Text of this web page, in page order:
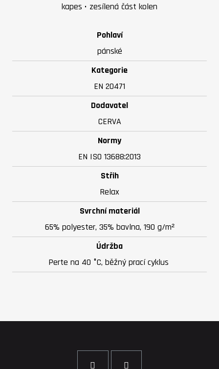
kapes • zesílená část kolen
Pohlaví
pánské
Kategorie
EN 20471
Dodavatel
CERVA
Normy
EN ISO 13688:2013
Střih
Relax
Svrchní materiál
65% polyester, 35% bavlna, 190 g/m²
Údržba
Perte na 40 °C, běžný prací cyklus